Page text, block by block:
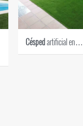
Céspedartificial en…